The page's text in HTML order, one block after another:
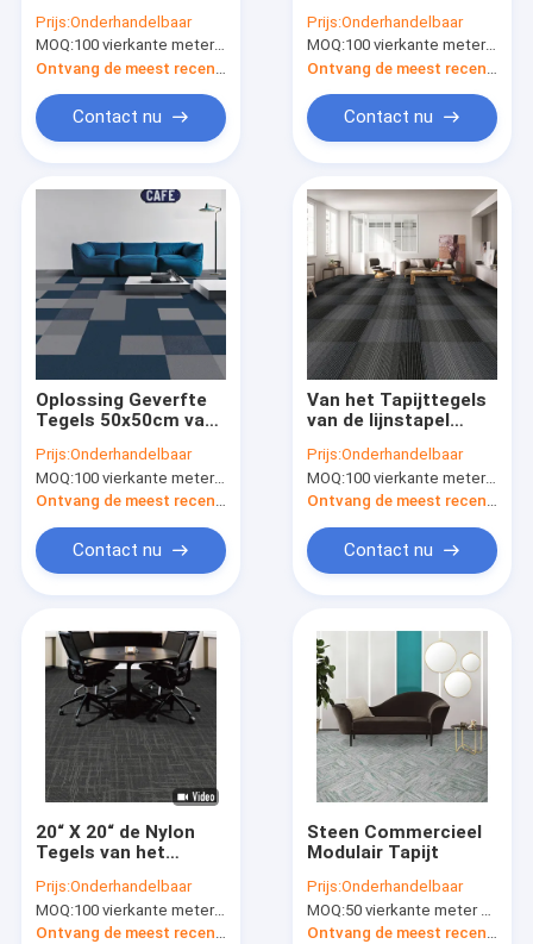
Tapijttegels met pvc
Prijs:Onderhandelbaar
MOQ:100 vierkante meter per kleur
Contact nu
Stapelhoogte voor
zaken steunen
Prijs:Onderhandelbaar
MOQ:100 vierkante meter per kleur
Contact nu
Oplossing Geverfte
Tegels 50x50cm van
Nylon Tapijt
Lijnstapel voor Zaken
Prijs:Onderhandelbaar
MOQ:100 vierkante meter per kleur
Contact nu
Van het Tapijttegels
van de lijnstapel
de het
Polypropyleenvezel
Stapel van de het
Antistatische
Prijs:Onderhandelbaar
MOQ:100 vierkante meter per kleur
Contact nu
20“ X 20“ de Nylon
Tegels van het
Steun voor Bureau en
Schoolspoor
Prijs:Onderhandelbaar
MOQ:100 vierkante meter per kleur
Ontvang de meest recente Prijs
Steen Commercieel
Modulair Tapijt
Prijs:Onderhandelbaar
MOQ:50 vierkante meter per ontwerp
Ontvang de meest recente Prijs